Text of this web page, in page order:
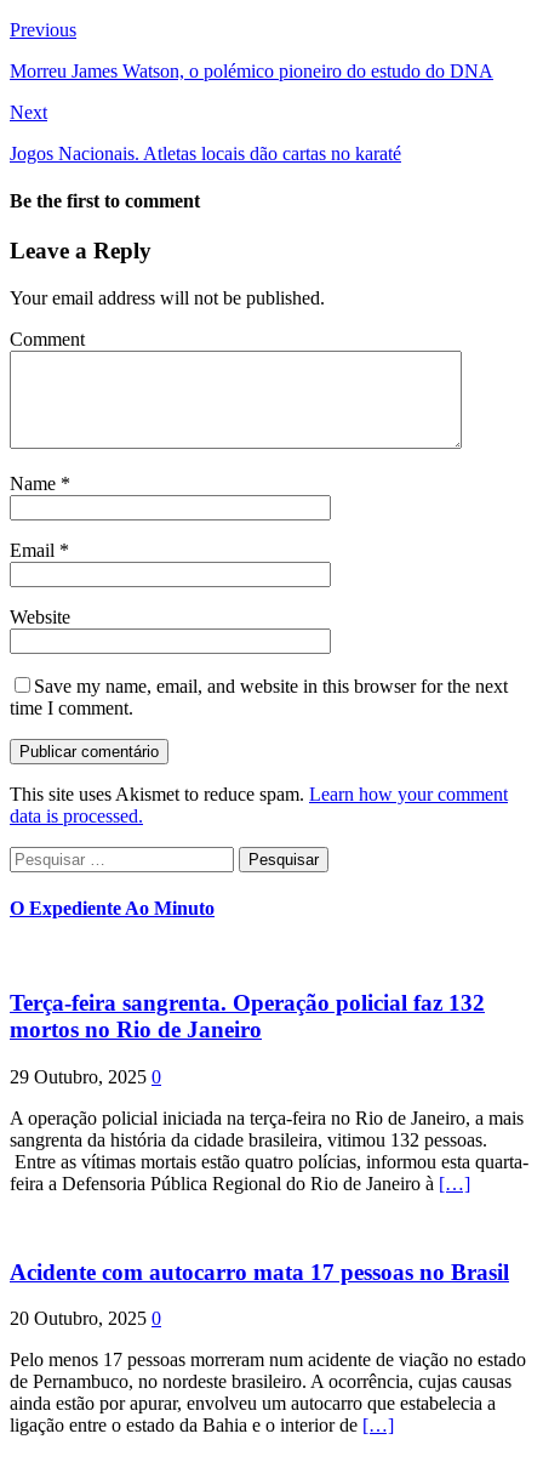
Previous
Morreu James Watson, o polémico pioneiro do estudo do DNA
Next
Jogos Nacionais. Atletas locais dão cartas no karaté
Be the first to comment
Leave a Reply
Your email address will not be published.
Comment
Name *
Email *
Website
Save my name, email, and website in this browser for the next
time I comment.
This site uses Akismet to reduce spam. Learn how your comment
data is processed.
Pesquisar
por:
O Expediente Ao Minuto
Terça-feira sangrenta. Operação policial faz 132
mortos no Rio de Janeiro
29 Outubro, 2025 0
A operação policial iniciada na terça-feira no Rio de Janeiro, a mais
sangrenta da história da cidade brasileira, vitimou 132 pessoas.
Entre as vítimas mortais estão quatro polícias, informou esta quarta-
feira a Defensoria Pública Regional do Rio de Janeiro à […]
Acidente com autocarro mata 17 pessoas no Brasil
20 Outubro, 2025 0
Pelo menos 17 pessoas morreram num acidente de viação no estado
de Pernambuco, no nordeste brasileiro. A ocorrência, cujas causas
ainda estão por apurar, envolveu um autocarro que estabelecia a
ligação entre o estado da Bahia e o interior de […]